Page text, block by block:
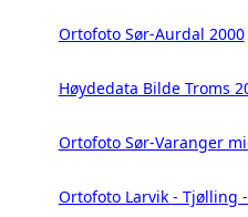
Ortofoto Sør-Aurdal 2000
Høydedata Bilde Troms
Ortofoto Sør-Varanger
Ortofoto Larvik - Tjølling